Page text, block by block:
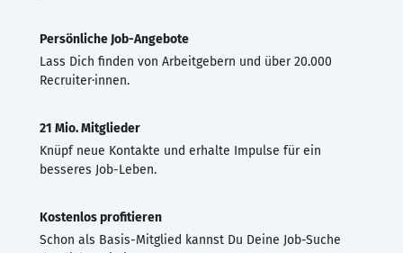
Persönliche Job-Angebote
Lass Dich finden von Arbeitgebern und über 20.000
Recruiter·innen.
21 Mio. Mitglieder
Knüpf neue Kontakte und erhalte Impulse für ein
besseres Job-Leben.
Kostenlos profitieren
Schon als Basis-Mitglied kannst Du Deine Job-Suche